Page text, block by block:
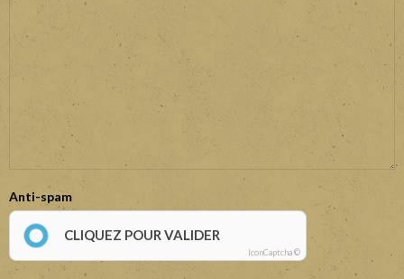
Anti-spam
CLIQUEZ POUR VALIDER
IconCaptcha ©